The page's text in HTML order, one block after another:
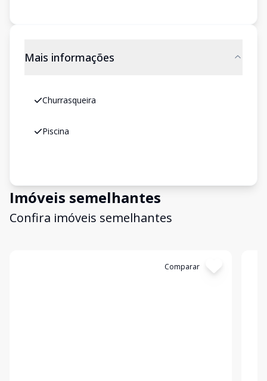
Mais informações
Churrasqueira
Piscina
Imóveis semelhantes
Confira imóveis semelhantes
Comparar